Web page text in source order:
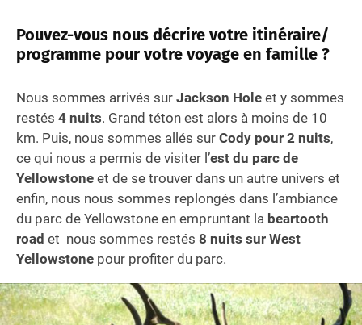
Pouvez-vous nous décrire votre itinéraire/
programme pour votre voyage en famille ?
Nous sommes arrivés sur Jackson Hole et y sommes
restés 4 nuits. Grand téton est alors à moins de 10
km. Puis, nous sommes allés sur Cody pour 2 nuits,
ce qui nous a permis de visiter l’est du parc de
Yellowstone et de se trouver dans un autre univers et
enfin, nous nous sommes replongés dans l’ambiance
du parc de Yellowstone en empruntant la beartooth
road et nous sommes restés 8 nuits sur West
Yellowstone pour profiter du parc.